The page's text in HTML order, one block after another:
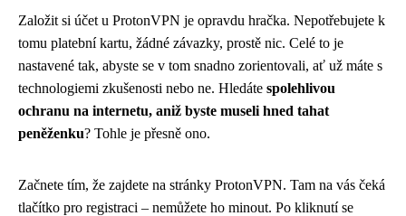
Založit si účet u ProtonVPN je opravdu hračka. Nepotřebujete k
tomu platební kartu, žádné závazky, prostě nic. Celé to je
nastavené tak, abyste se v tom snadno zorientovali, ať už máte s
technologiemi zkušenosti nebo ne. Hledáte spolehlivou
ochranu na internetu, aniž byste museli hned tahat
peněženku? Tohle je přesně ono.
Začnete tím, že zajdete na stránky ProtonVPN. Tam na vás čeká
tlačítko pro registraci – nemůžete ho minout. Po kliknutí se